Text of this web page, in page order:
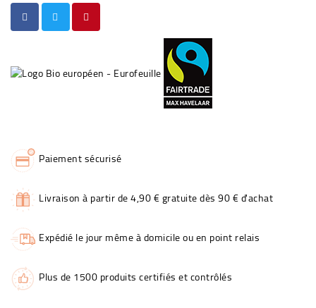
Paiement sécurisé
Livraison à partir de 4,90 € gratuite dès 90 € d'achat
Expédié le jour même à domicile ou en point relais
Plus de 1500 produits certifiés et contrôlés